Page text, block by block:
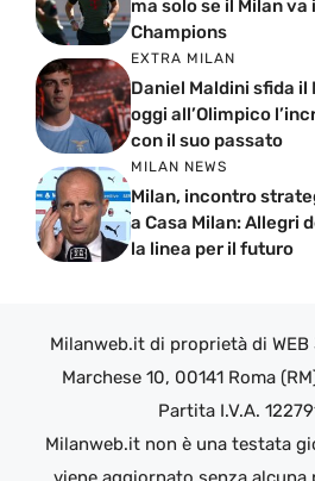
ma solo se il Milan va
Champions
EXTRA MILAN
Daniel Maldini sfida il
oggi all’Olimpico
con il suo passato
MILAN NEWS
Milan, incontro
a Casa Milan: Allegri
la linea per il futuro
Milanweb.it di proprietà di WEB
Marchese 10, 00141 Roma
Partita I.V.A.
Milanweb.it non è una testata